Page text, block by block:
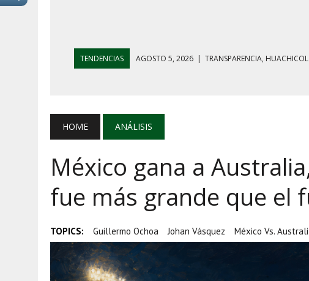
TENDENCIAS AGOSTO 5, 2026 | GOLPE AL HUACHICOL: FGR
AGOSTO 5, 2026
AGOSTO 5, 2026 | EL GRAN GURÚ: BECAS CON REMITENTE,
AGOSTO 5, 2026
TRANSPARENCIA, HUACHICOL Y EXAMEN DE
HOME ANÁLISIS
México gana a
fue más grande que el
TOPICS: Guillermo Ochoa Johan Vásquez México Vs.